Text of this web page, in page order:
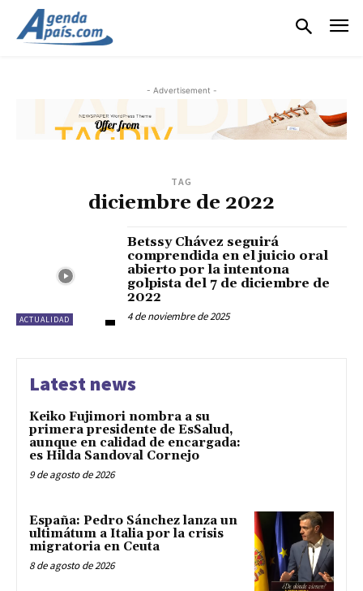
- Advertisement -
TAG
diciembre de 2022
ACTUALIDAD
Betssy Chávez seguirá
comprendida en el juicio oral
abierto por la intentona
golpista del 7 de diciembre de
2022
4 de noviembre de 2025
Latest news
Keiko Fujimori nombra a su
primera presidente de EsSalud,
aunque en calidad de encargada:
es Hilda Sandoval Cornejo
9 de agosto de 2026
España: Pedro Sánchez lanza un
ultimátum a Italia por la crisis
migratoria en Ceuta
8 de agosto de 2026